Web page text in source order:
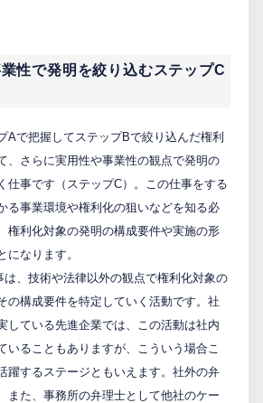
性で発明を絞り込むステップC
Aで把握してステップBで絞り込んだ権利
、さらに実用性や事業性の観点で発明の
仕事です（ステップC）。この仕事をする
る事業環境や権利化の狙いなどを知る必
権利化対象の発明の構成要件や実施の形
になります。
は、技術や法律以外の観点で権利化対象の
の構成要件を特定していく活動です。社
している先進企業では、この活動は社内
いることもありますが、こういう場合こ
躍するステージともいえます。社外の弁
また、事務所の弁理士として他社のケー